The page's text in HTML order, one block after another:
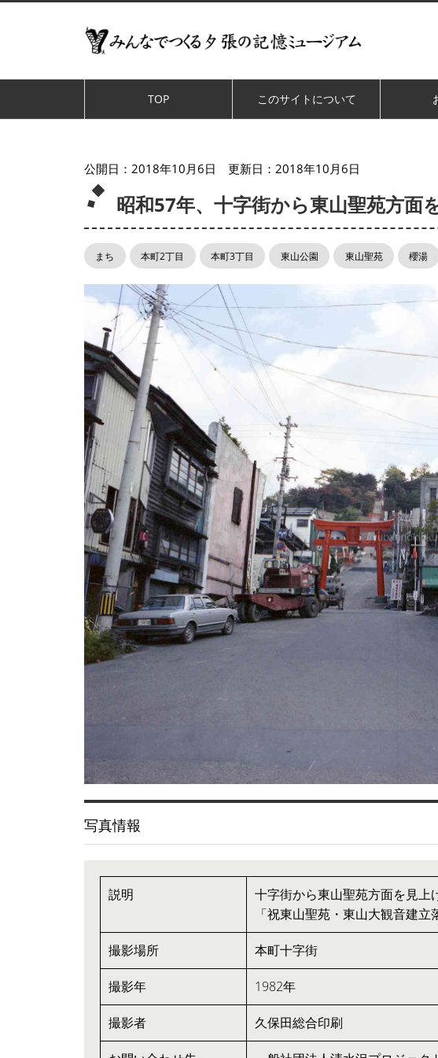
TOP このサイトについて
公開日： 2018年10月6日 更新日： 2018年10月6日
昭和57年、十字街から東山聖苑方面
まち 本町2丁目 本町3丁目 東山公園 東山聖苑 櫻湯
写真情報
説明
十字街から東山聖苑方面を見上
「祝東山聖苑・東山大観音建立
撮影場所 本町十字街
撮影年 1982年
撮影者 久保田総合印刷